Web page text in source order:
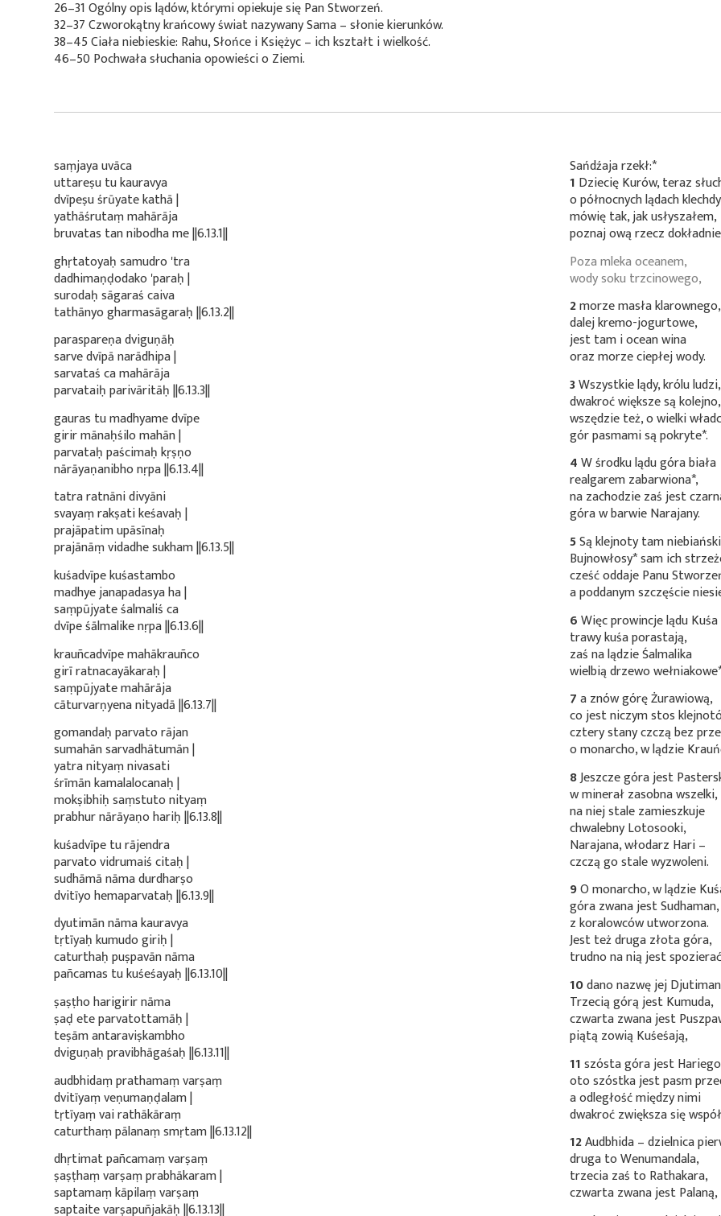
26–31 Ogólny opis lądów, którymi opiekuje się Pan Stworzeń.
32–37 Czworokątny krańcowy świat nazywany Sama – słonie kierunków.
38–45 Ciała niebieskie: Rahu, Słońce i Księżyc – ich kształt i wielkość.
46–50 Pochwała słuchania opowieści o Ziemi.
saṃjaya uvāca
uttareṣu tu kauravya
dvīpeṣu śrūyate kathā |
yathāśrutaṃ mahārāja
bruvatas tan nibodha me ||6.13.1||
ghṛtatoyaḥ samudro 'tra
dadhimaṇḍodako 'paraḥ |
surodaḥ sāgaraś caiva
tathānyo gharmasāgaraḥ ||6.13.2||
paraspareṇa dviguṇāḥ
sarve dvīpā narādhipa |
sarvataś ca mahārāja
parvataiḥ parivāritāḥ ||6.13.3||
gauras tu madhyame dvīpe
girir mānaḥśilo mahān |
parvataḥ paścimaḥ kṛṣṇo
nārāyaṇanibho nṛpa ||6.13.4||
tatra ratnāni divyāni
svayaṃ rakṣati keśavaḥ |
prajāpatim upāsīnaḥ
prajānāṃ vidadhe sukham ||6.13.5||
kuśadvīpe kuśastambo
madhye janapadasya ha |
saṃpūjyate śalmaliś ca
dvīpe śālmalike nṛpa ||6.13.6||
krauñcadvīpe mahākrauñco
girī ratnacayākaraḥ |
saṃpūjyate mahārāja
cāturvarṇyena nityadā ||6.13.7||
gomandaḥ parvato rājan
sumahān sarvadhātumān |
yatra nityaṃ nivasati
śrīmān kamalalocanaḥ |
mokṣibhiḥ saṃstuto nityaṃ
prabhur nārāyaṇo hariḥ ||6.13.8||
kuśadvīpe tu rājendra
parvato vidrumaiś citaḥ |
sudhāmā nāma durdharṣo
dvitīyo hemaparvataḥ ||6.13.9||
dyutimān nāma kauravya
tṛtīyaḥ kumudo giriḥ |
caturthaḥ puṣpavān nāma
pañcamas tu kuśeśayaḥ ||6.13.10||
ṣaṣṭho harigirir nāma
ṣaḍ ete parvatottamāḥ |
teṣām antaraviṣkambho
dviguṇaḥ pravibhāgaśaḥ ||6.13.11||
audbhidaṃ prathamaṃ varṣaṃ
dvitīyaṃ veṇumaṇḍalam |
tṛtīyaṃ vai rathākāraṃ
caturthaṃ pālanaṃ smṛtam ||6.13.12||
dhṛtimat pañcamaṃ varṣaṃ
ṣaṣṭhaṃ varṣaṃ prabhākaram |
saptamaṃ kāpilaṃ varṣaṃ
saptaite varṣapuñjakāḥ ||6.13.13||
Sańdźajarzekł:*
1 Dziecię Kurów, teraz
o północnych lądach
mówię tak, jak usłyszałem,
poznaj ową rzecz
Poza mleka oceanem,
wody soku trzcinowego,
2morze masła klarownego,
dalej kremo-jogurtowe,
jest tam i ocean wina
oraz morze ciepłej wody.
3Wszystkie lądy, królu ludzi,
dwakroć większe są kolejno,
wszędzie też, o wielki
gór pasmami sąpokryte*.
4W środku lądu góra biała
realgaremzabarwiona*,
na zachodzie zaś jest
góra w barwie Narajany.
5Są klejnoty tam
Bujnowłosy*sam ich
cześć oddaje Panu
a poddanym szczęście
6Więc prowincje lądu Kuśa
trawy kuśa porastają,
zaś na lądzie Śalmalika
wielbią drzewo
7a znów górę Żurawiową,
co jest niczym stos
cztery stany czczą bez
o monarcho, w lądzie
8Jeszcze góra jest
w minerał zasobna wszelki,
na niej stale zamieszkuje
chwalebny Lotosooki,
Narajana, włodarz Hari –
czczą go stale wyzwoleni.
9O monarcho, w lądzie
góra zwana jest Sudhaman,
z koralowców utworzona.
Jest też druga złota góra,
trudno na nią jest
10dano nazwę jej
Trzecią górą jest Kumuda,
czwarta zwana jest
piątą zowią Kuśeśają,
11szósta góra jest
oto szóstka jest pasm
a odległość między nimi
dwakroć zwiększa się
12Audbhida – dzielnica
druga to Wenumandala,
trzecia zaś to Rathakara,
czwarta zwana jest Palaną,